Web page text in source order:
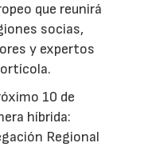
que reunirá
socias,
y expertos
10 de
híbrida:
Regional